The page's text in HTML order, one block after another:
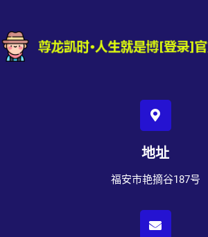
地址
福安市艳摘谷187号